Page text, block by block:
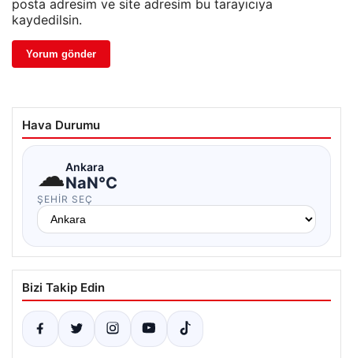
posta adresim ve site adresim bu tarayıcıya
kaydedilsin.
Hava Durumu
☁Ankara
NaN°C
ŞEHIR SEÇ
Bizi Takip Edin